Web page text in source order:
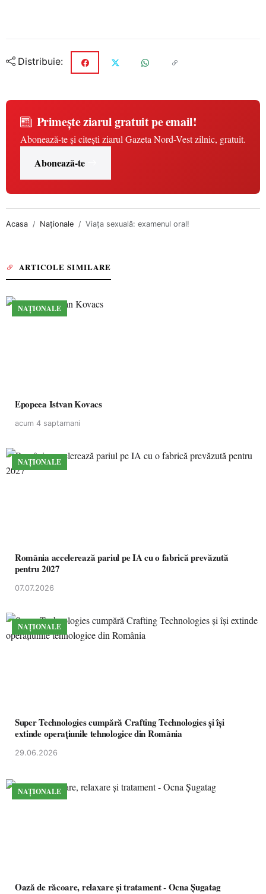
Distribuie:
Primește ziarul gratuit pe email!
Abonează-te și citești ziarul Gazeta Nord-Vest zilnic, gratuit.
Abonează-te
Acasa Naționale Viaţa sexuală: examenul oral!
ARTICOLE SIMILARE
NAȚIONALE
Epopeea Istvan Kovacs
acum 4 saptamani
NAȚIONALE
România accelerează pariul pe IA cu o fabrică prevăzută
pentru 2027
07.07.2026
NAȚIONALE
Super Technologies cumpără Crafting Technologies și își
extinde operațiunile tehnologice din România
29.06.2026
NAȚIONALE
Oază de răcoare, relaxare și tratament - Ocna Șugatag